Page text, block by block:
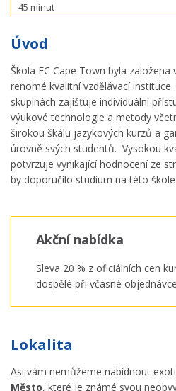
45 minut
Úvod
Škola EC Cape Town byla založena
renomé kvalitní vzdělávací
skupinách zajišťuje individuální
výukové technologie a metody
širokou škálu jazykových kurzů a
úrovně svých studentů. Vysokou
potvrzuje vynikající hodnocení ze
by doporučilo studium na této
Akční nabídka
Sleva 20 % z oficiálních cen
dospělé při včasné
Lokalita
Asi vám nemůžeme nabídnout
Město, které je známé svou